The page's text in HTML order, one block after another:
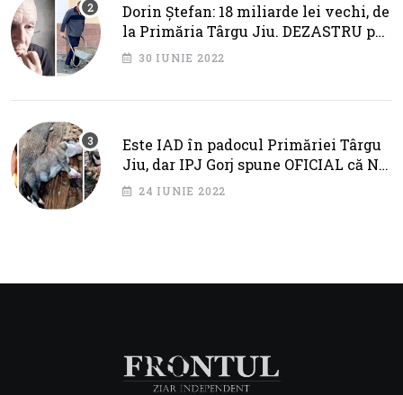
Dorin Ștefan: 18 miliarde lei vechi, de
la Primăria Târgu Jiu. DEZASTRU pe
AXA BRÂNCUȘI
30 IUNIE 2022
Este IAD în padocul Primăriei Târgu
Jiu, dar IPJ Gorj spune OFICIAL că NU
SUNT PROBLEME!
24 IUNIE 2022